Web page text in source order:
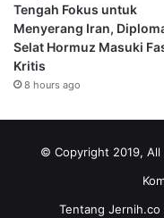
Tengah Fokus untuk
Menyerang Iran,
Selat Hormuz Masuki
Kritis
8 hours ago
© Copyright 2019,
Tentang Jernih.co